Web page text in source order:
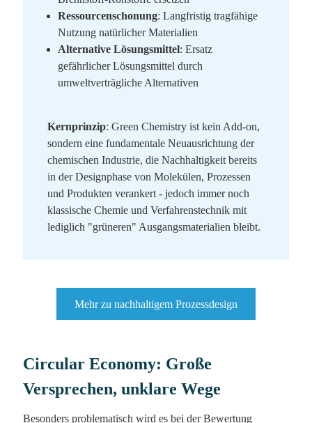
Ressourcenschonung: Langfristig tragfähige
Nutzung natürlicher Materialien
Alternative Lösungsmittel: Ersatz
gefährlicher Lösungsmittel durch
umweltverträgliche Alternativen
Kernprinzip: Green Chemistry ist kein Add-on,
sondern eine fundamentale Neuausrichtung der
chemischen Industrie, die Nachhaltigkeit bereits
in der Designphase von Molekülen, Prozessen
und Produkten verankert - jedoch immer noch
klassische Chemie und Verfahrenstechnik mit
lediglich "grüneren" Ausgangsmaterialien bleibt.
Mehr zu nachhaltigem Prozessdesign
Circular Economy: Große
Versprechen, unklare Wege
Besonders problematisch wird es bei der Bewertung